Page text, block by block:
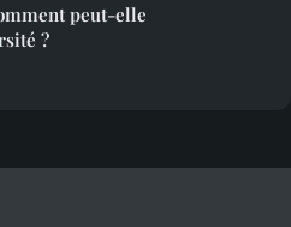
peut-elle
?